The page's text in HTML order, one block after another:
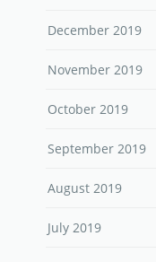
December 2019
November 2019
October 2019
September 2019
August 2019
July 2019